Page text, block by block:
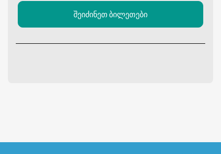
შეიძინეთ ბილეთები